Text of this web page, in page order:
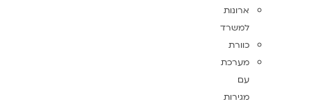
ארונות
למשרד
כוורת
מערכת
עם
מגירות